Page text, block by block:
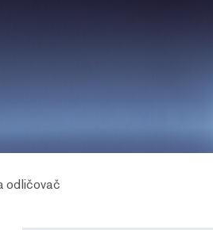
odličovač